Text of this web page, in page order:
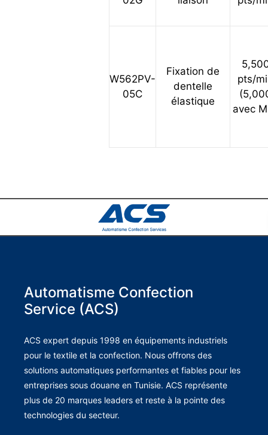
W562PV-
05C
Fixation de
dentelle
élastique
pts/
avec
Automatisme Confection
Service (ACS)
ACS expert depuis 1998 en équipements industriels
pour le textile et la confection. Nous offrons des
solutions automatiques performantes et fiables pour les
entreprises sous douane en Tunisie. ACS représente
plus de 20 marques leaders et reste à la pointe des
technologies du secteur.